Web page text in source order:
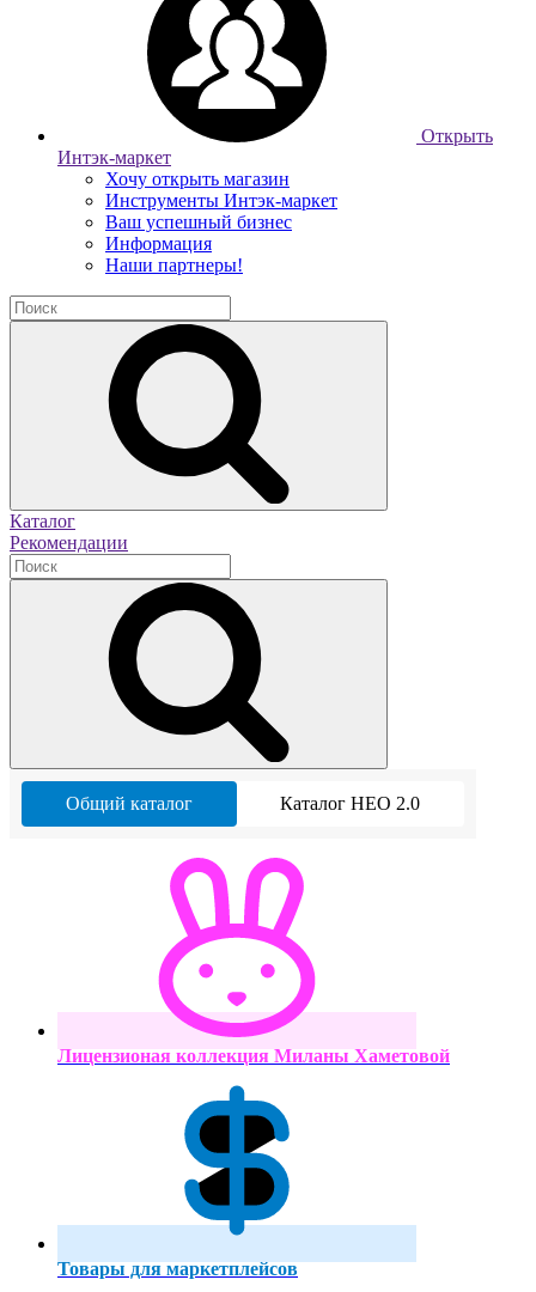
Открыть
Интэк-маркет
Хочу открыть магазин
Инструменты Интэк-маркет
Ваш успешный бизнес
Информация
Наши партнеры!
Каталог
Рекомендации
Общий каталог Каталог НЕО 2.0
Лицензионая коллекция Миланы Хаметовой
Товары для маркетплейсов